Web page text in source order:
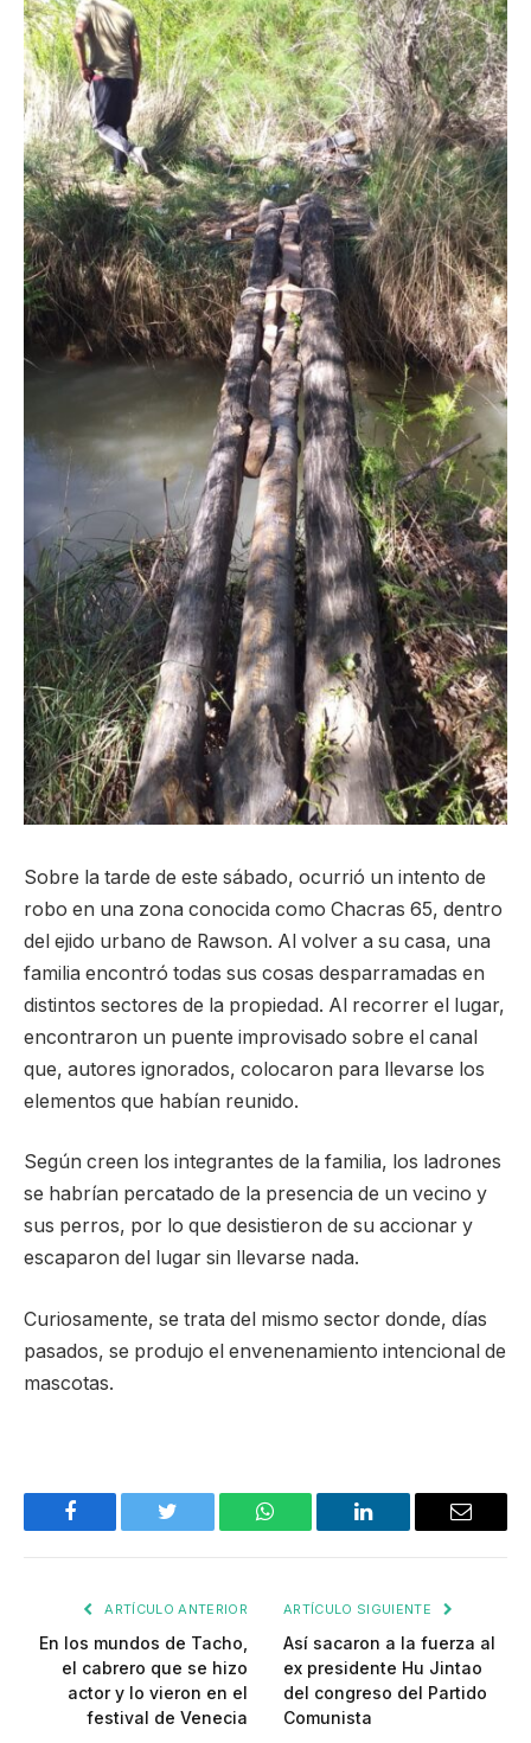
Sobre la tarde de este sábado, ocurrió un intento de
robo en una zona conocida como Chacras 65, dentro
del ejido urbano de Rawson. Al volver a su casa, una
familia encontró todas sus cosas desparramadas en
distintos sectores de la propiedad. Al recorrer el lugar,
encontraron un puente improvisado sobre el canal
que, autores ignorados, colocaron para llevarse los
elementos que habían reunido.
Según creen los integrantes de la familia, los ladrones
se habrían percatado de la presencia de un vecino y
sus perros, por lo que desistieron de su accionar y
escaparon del lugar sin llevarse nada.
Curiosamente, se trata del mismo sector donde, días
pasados, se produjo el envenenamiento intencional de
mascotas.
Facebook Twitter WhatsApp LinkedIn Email
ARTÍCULO ANTERIOR
En los mundos de Tacho,
el cabrero que se hizo
actor y lo vieron en el
festival de Venecia
ARTÍCULO SIGUIENTE
Así sacaron a la fuerza al
ex presidente Hu Jintao
del congreso del Partido
Comunista